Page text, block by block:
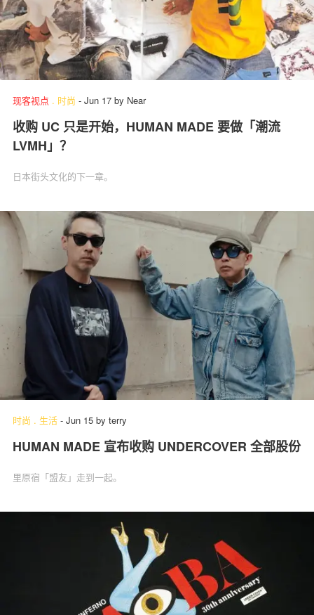
现客视点 . 时尚 - Jun 17 by Near
收购 UC 只是开始，HUMAN MADE 要做「潮流
LVMH」？
日本街头文化的下一章。
时尚 . 生活 - Jun 15 by terry
HUMAN MADE 宣布收购 UNDERCOVER 全部股份
里原宿「盟友」走到一起。